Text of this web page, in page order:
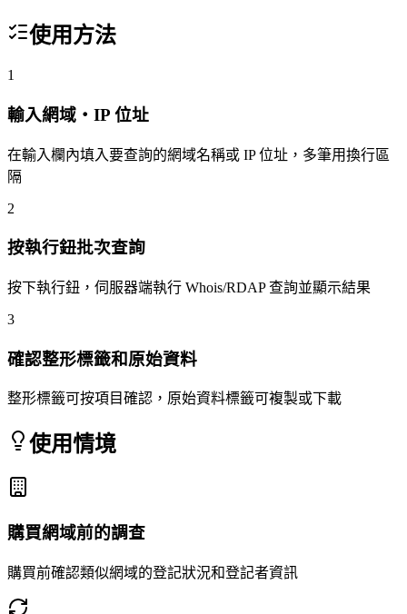
使用方法
1
輸入網域・IP 位址
在輸入欄內填入要查詢的網域名稱或 IP 位址，多筆用換行區
隔
2
按執行鈕批次查詢
按下執行鈕，伺服器端執行 Whois/RDAP 查詢並顯示結果
3
確認整形標籤和原始資料
整形標籤可按項目確認，原始資料標籤可複製或下載
使用情境
購買網域前的調查
購買前確認類似網域的登記狀況和登記者資訊